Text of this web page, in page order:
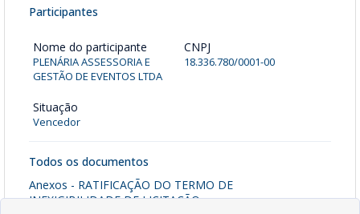
Participantes
Nome do participante
PLENÁRIA ASSESSORIA E
GESTÃO DE EVENTOS LTDA
CNPJ
18.336.780/0001-00
Situação
Vencedor
Todos os documentos
Anexos - RATIFICAÇÃO DO TERMO DE
INEXIGIBILIDADE DE LICITAÇÃO